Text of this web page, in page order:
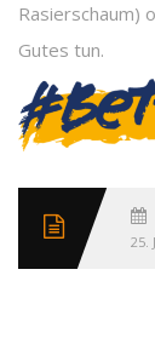
Rasierschaum)
Gutes tun.
25.